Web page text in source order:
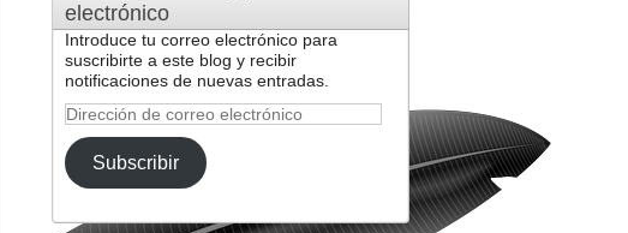
electrónico
Introduce tu correo electrónico para
suscribirte a este blog y recibir
notificaciones de nuevas entradas.
Dirección
de
correo
electrónico
Subscribir